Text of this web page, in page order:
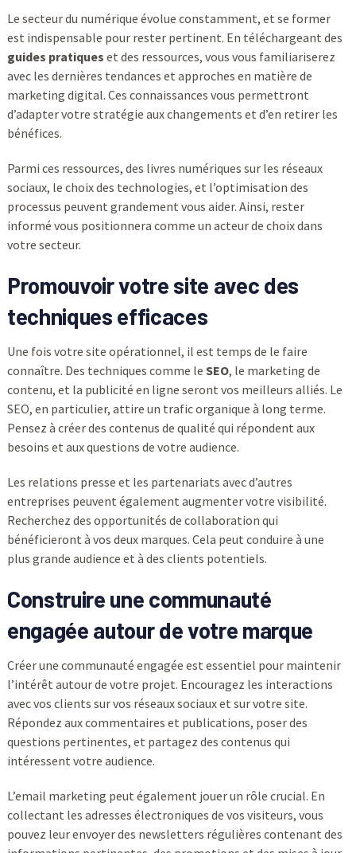
Le secteur du numérique évolue constamment, et se former
est indispensable pour rester pertinent. En téléchargeant des
guides pratiques et des ressources, vous vous familiariserez
avec les dernières tendances et approches en matière de
marketing digital. Ces connaissances vous permettront
d’adapter votre stratégie aux changements et d’en retirer les
bénéfices.
Parmi ces ressources, des livres numériques sur les réseaux
sociaux, le choix des technologies, et l’optimisation des
processus peuvent grandement vous aider. Ainsi, rester
informé vous positionnera comme un acteur de choix dans
votre secteur.
Promouvoir votre site avec des
techniques efficaces
Une fois votre site opérationnel, il est temps de le faire
connaître. Des techniques comme le SEO, le marketing de
contenu, et la publicité en ligne seront vos meilleurs alliés. Le
SEO, en particulier, attire un trafic organique à long terme.
Pensez à créer des contenus de qualité qui répondent aux
besoins et aux questions de votre audience.
Les relations presse et les partenariats avec d’autres
entreprises peuvent également augmenter votre visibilité.
Recherchez des opportunités de collaboration qui
bénéficieront à vos deux marques. Cela peut conduire à une
plus grande audience et à des clients potentiels.
Construire une communauté
engagée autour de votre marque
Créer une communauté engagée est essentiel pour maintenir
l’intérêt autour de votre projet. Encouragez les interactions
avec vos clients sur vos réseaux sociaux et sur votre site.
Répondez aux commentaires et publications, poser des
questions pertinentes, et partagez des contenus qui
intéressent votre audience.
L’email marketing peut également jouer un rôle crucial. En
collectant les adresses électroniques de vos visiteurs, vous
pouvez leur envoyer des newsletters régulières contenant des